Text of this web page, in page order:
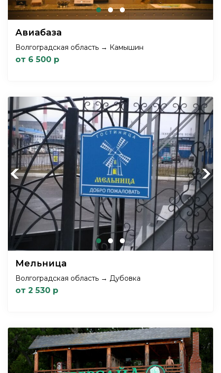
Авиабаза
Волгоградская область → Камышин
от 6 500 р
Previous Next
Мельница
Волгоградская область → Дубовка
от 2 530 р